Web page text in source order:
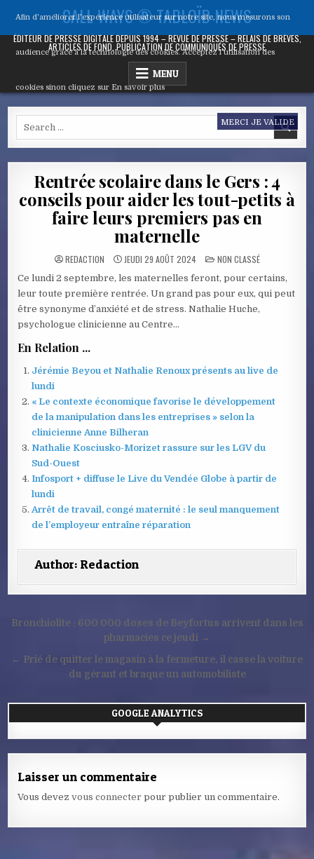
content
CALL WAYS ® TABLOÏD NEWS
ÉDITEUR DE PRESSE DIGITALE DEPUIS 1994 – REVUE DE PRESSE – RELAIS DE BRÈVES,
ARTICLES DE FOND, PUBLICATION DE COMMUNIQUÉS DE PRESSE
MENU
Rentrée scolaire dans le Gers : 4
conseils pour aider les tout-petits à
faire leurs premiers pas en
maternelle
REDACTION JEUDI 29 AOÛT 2024 POSTED
IN
NON CLASSÉ
Ce lundi 2 septembre, les maternelles feront, pour certains,
leur toute première rentrée. Un grand pas pour eux, qui peut
être synonyme d’anxiété et de stress. Nathalie Huche,
psychologue clinicienne au Centre…
En Relation ...
Jérémie Beyou et Nathalie Renoux présents au live de
lundi
« Le contexte économique favorise le développement
de la manipulation dans les entreprises » selon la
clinicienne Anne Bilheran
Nathalie Kosciusko-Morizet rassure sur les LGV du
Sud-Ouest
Infosport + diffuse le Live du Vendée Globe à partir de
lundi
Arrêt de travail, congé maternité : le seul manquement
de l’employeur entraîne réparation
Author: Redaction
Navigation
l’article
Bronchiolite : 600 000 doses de Beyfortus arrivent dans les
pharmacies ce jeudi →
← Prié de quitter le magasin à la fermeture, il casse la voiture
du gérant et braque un automobiliste
GOOGLE ANALYTICS
Laisser un commentaire
Vous devezvous connecter pour publier un commentaire.
Afin d'améliorer l’expérience utilisateur sur notre site, nous mesurons son
audience grâce à la technologie des cookies. Acceptez l’utilisation des
cookies sinon cliquez sur En savoir plus
MERCI JE VALIDE